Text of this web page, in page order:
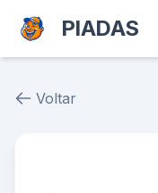
PIADAS
Voltar